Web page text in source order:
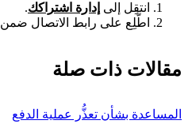
انتقِل إلى إدارة اشتراكك.
اطَّلِع على رابط الاتصال ضمن
مقالات ذات صلة
المساعدة بشأن تعذُّر عملية الدفع